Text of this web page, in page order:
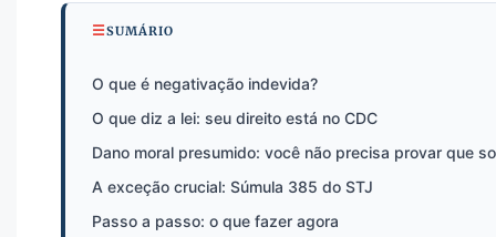
SUMÁRIO
O que é negativação indevida?
O que diz a lei: seu direito está no CDC
Dano moral presumido: você não precisa provar que
A exceção crucial: Súmula 385 do STJ
Passo a passo: o que fazer agora